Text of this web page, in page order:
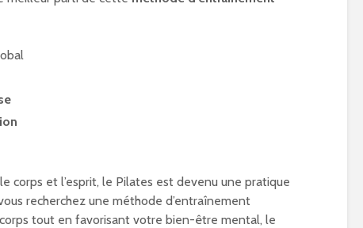
corps et l’esprit, le Pilates est devenu une pratique
recherchez une méthode d’entraînement
tout en favorisant votre bien-être mental, le